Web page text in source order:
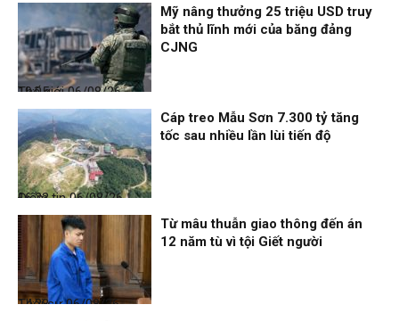
Thế giới
06/08/26, 19:05
Mỹ nâng thưởng 25 triệu USD truy
bắt thủ lĩnh mới của băng đảng
CJNG
Điểm tin
06/08/26, 16:23
Cáp treo Mẫu Sơn 7.300 tỷ tăng
tốc sau nhiều lần lùi tiến độ
Thời sự
06/08/26, 14:28
Từ mâu thuẫn giao thông đến án
12 năm tù vì tội Giết người